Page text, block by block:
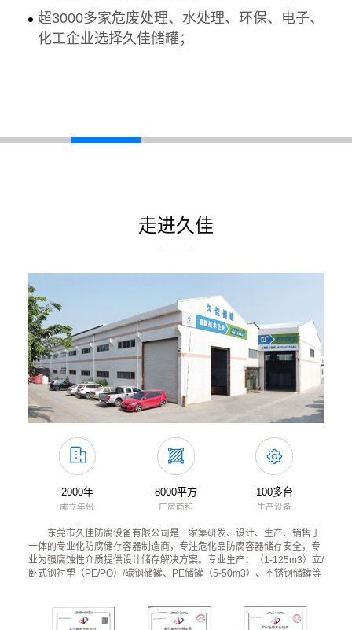
超3000多家危废处理、水处理、环保、电子、
化工企业选择久佳储罐；
走进久佳
2000年
成立年份
8000平方
厂房面积
100多台
生产设备
东莞市久佳防腐设备有限公司是一家集研发、设计、生产、销售于
一体的专业化防腐储存容器制造商，专注危化品防腐容器储存安全，专
业为强腐蚀性介质提供设计储存解决方案。专业生产：（1-125m3）立/
卧式钢衬塑（PE/PO）/碳钢储罐、PE储罐（5-50m3）、不锈钢储罐等